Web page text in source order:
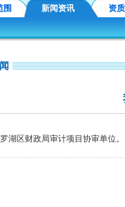
| 华立学院与永信国际所合作洽
经招标接受大鹏新区南澳街道办
、深投教育公司有限公司、投
任专项审计
份合作公司董事长任期经济责
介服务类项目预选供应商
围 新闻资讯 资
湖区财政局审计项目协审单位。